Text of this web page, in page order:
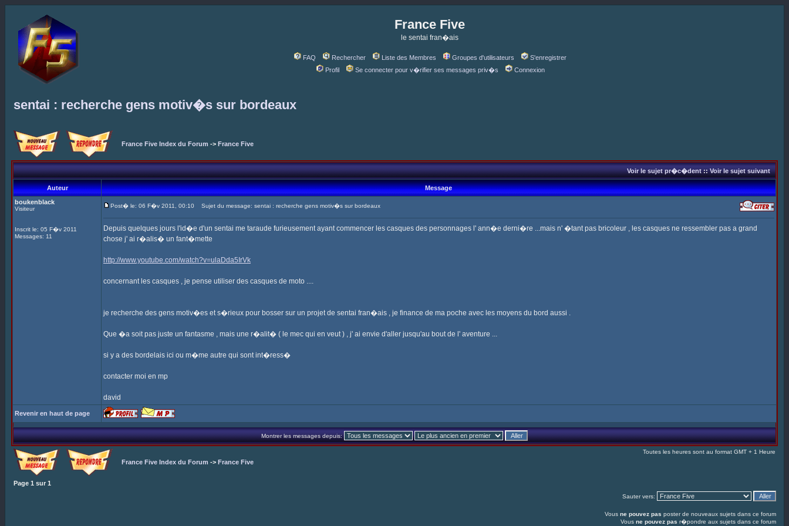
France Five
le sentai fran�ais
FAQ Rechercher Liste des Membres Groupes d'utilisateurs
S'enregistrer
Profil
Se connecter pour v�rifier ses messages priv�s Connexion
sentai : recherche gens motiv�s sur bordeaux
France Five Index du Forum -> France Five
Voir le sujet pr�c�dent::Voir le sujet suivant
Auteur
Message
boukenblack
Visiteur
Inscrit le: 05 F�v 2011
Messages: 11
Post� le: 06 F�v 2011, 00:10 Sujet du message: sentai : recherche gens motiv�s sur bordeaux
Depuis quelques jours l'id�e d'un sentai me taraude furieusement ayant commencer les casques des personnages l' ann�e derni�re ...mais n' �tant pas bricoleur , les casques ne ressembler pas a grand
chose j' ai r�alis� un fant�mette
http://www.youtube.com/watch?v=ulaDda5IrVk
concernant les casques , je pense utiliser des casques de moto ....
je recherche des gens motiv�es et s�rieux pour bosser sur un projet de sentai fran�ais , je finance de ma poche avec les moyens du bord aussi .
Que �a soit pas juste un fantasme , mais une r�alit� ( le mec qui en veut ) , j' ai envie d'aller jusqu'au bout de l' aventure ...
si y a des bordelais ici ou m�me autre qui sont int�ress�
contacter moi en mp
david
Revenir en haut de page
Montrer les messages depuis:
France Five Index du Forum -> France Five
Toutes les heures sont au format GMT + 1 Heure
Page 1 sur 1
Sauter vers:
Vous ne pouvez pas poster de nouveaux sujets dans ce forum
Vous ne pouvez pas r�pondre aux sujets dans ce forum